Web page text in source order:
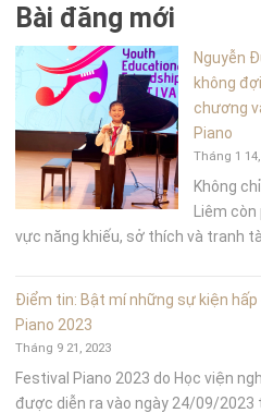
Bài đăng mới
Nguyễn
không
chương
Piano
Tháng 1
Không
Liêm
vực năng khiếu, sở thích và tranh tài
Điểm tin: Bật mí những sự kiện hấp
Piano 2023
Tháng 9 21, 2023
Festival Piano 2023 do Học viện
được diễn ra vào ngày 24/09/2023